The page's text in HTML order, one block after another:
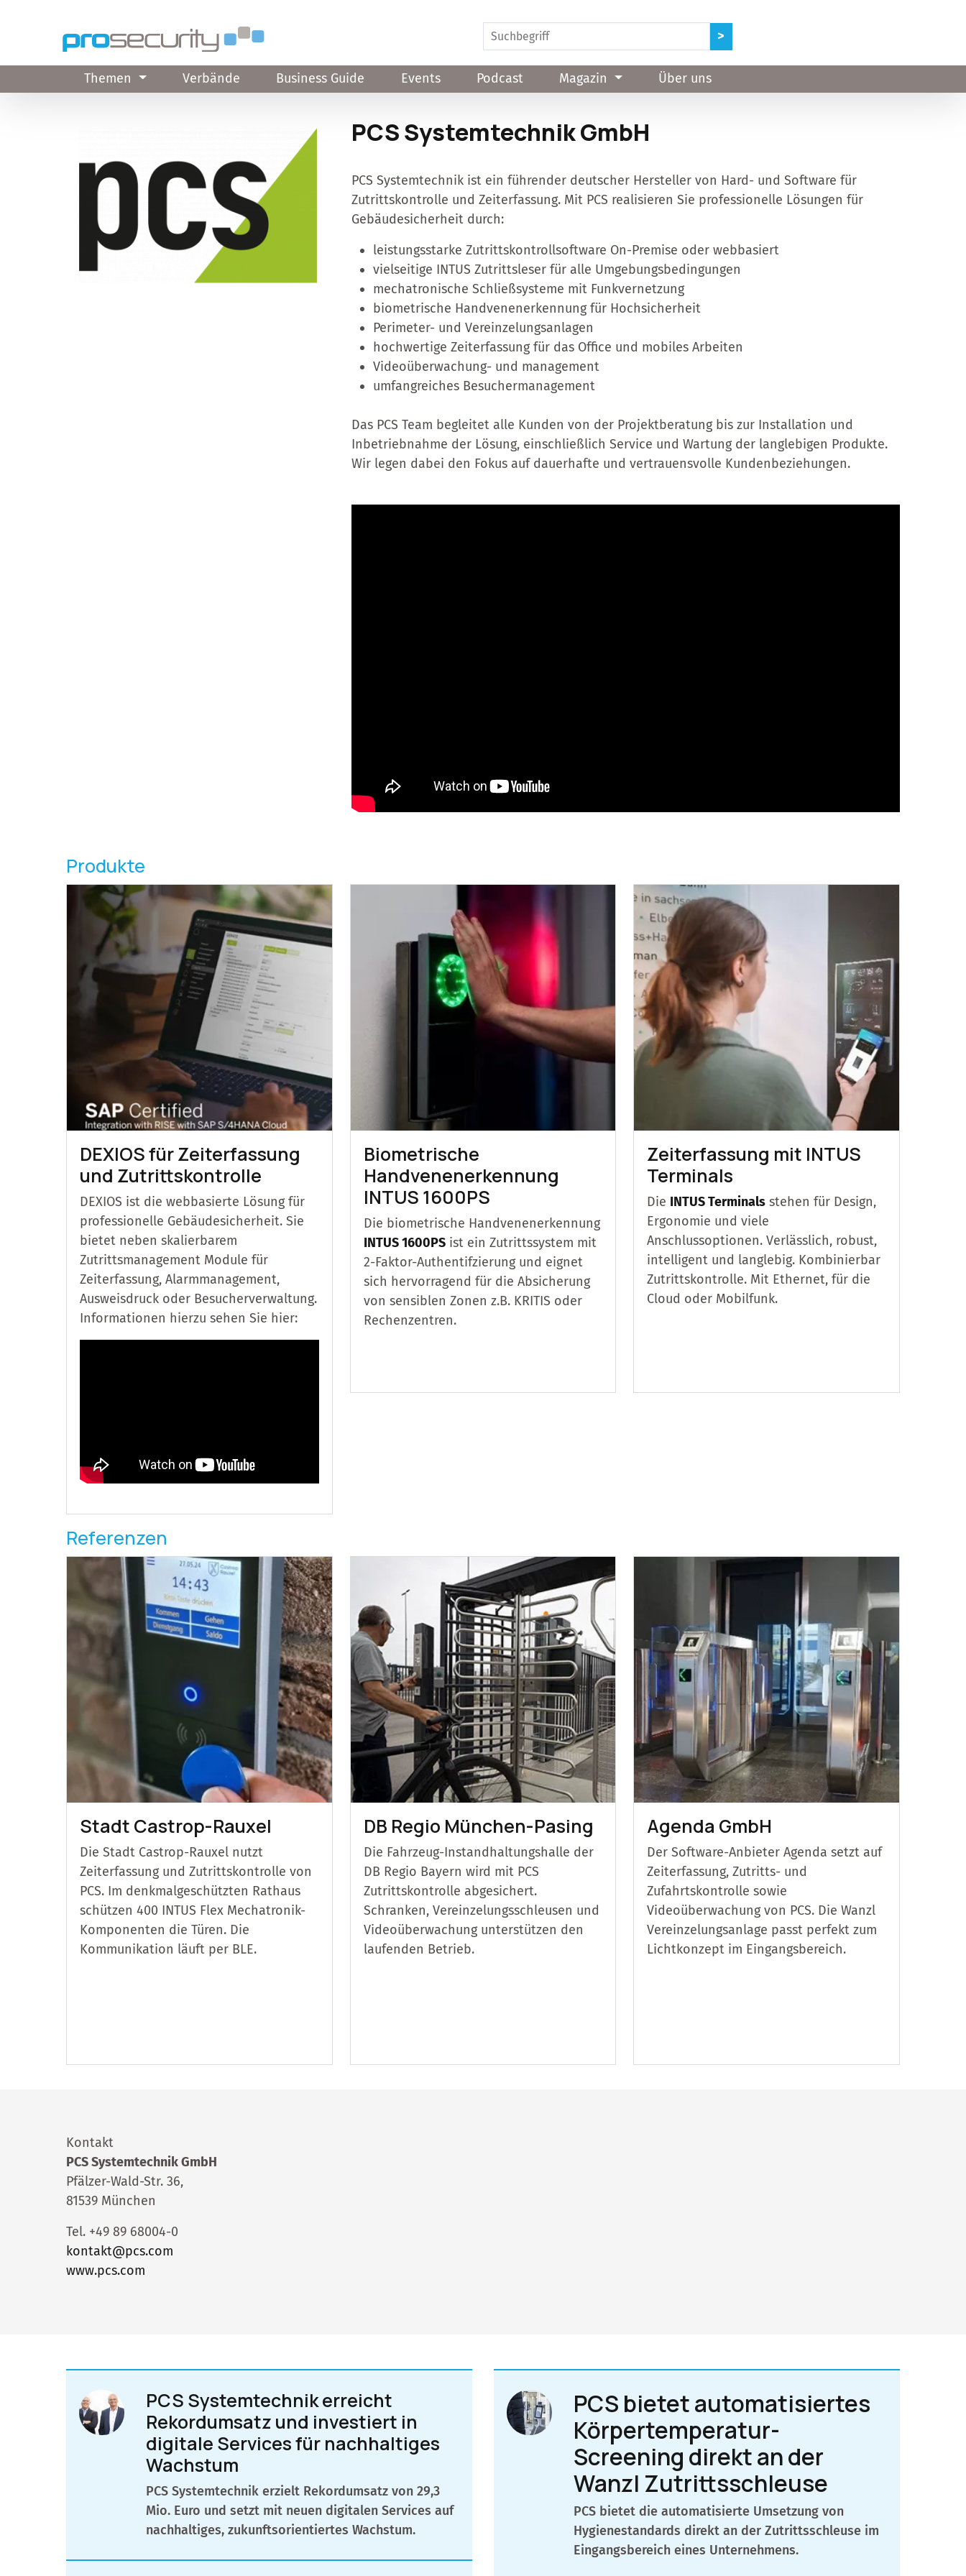
Themen Verbände Business Guide Events Podcast Magazin Über uns
PCS Systemtechnik GmbH
PCS Systemtechnik ist ein führender deutscher Hersteller von Hard- und Software für
Zutrittskontrolle und Zeiterfassung. Mit PCS realisieren Sie professionelle Lösungen für
Gebäudesicherheit durch:
leistungsstarke Zutrittskontrollsoftware On-Premise oder webbasiert
vielseitige INTUS Zutrittsleser für alle Umgebungsbedingungen
mechatronische Schließsysteme mit Funkvernetzung
biometrische Handvenenerkennung für Hochsicherheit
Perimeter- und Vereinzelungsanlagen
hochwertige Zeiterfassung für das Office und mobiles Arbeiten
Videoüberwachung- und management
umfangreiches Besuchermanagement
Das PCS Team begleitet alle Kunden von der Projektberatung bis zur Installation und
Inbetriebnahme der Lösung, einschließlich Service und Wartung der langlebigen Produkte.
Wir legen dabei den Fokus auf dauerhafte und vertrauensvolle Kundenbeziehungen.
Produkte
DEXIOS für Zeiterfassung
und Zutrittskontrolle
DEXIOS ist die webbasierte Lösung für
professionelle Gebäudesicherheit. Sie
bietet neben skalierbarem
Zutrittsmanagement Module für
Zeiterfassung, Alarmmanagement,
Ausweisdruck oder Besucherverwaltung.
Informationen hierzu sehen Sie hier:
Biometrische
Handvenenerkennung
INTUS 1600PS
Die biometrische Handvenenerkennung
INTUS 1600PSist ein Zutrittssystem mit
2-Faktor-Authentifzierung und eignet
sich hervorragend für die Absicherung
von sensiblen Zonen z.B. KRITIS oder
Rechenzentren.
Zeiterfassung mit INTUS
Terminals
Die INTUS Terminals stehen für Design,
Ergonomie und viele
Anschlussoptionen. Verlässlich, robust,
intelligent und langlebig. Kombinierbar
Zutrittskontrolle. Mit Ethernet, für die
Cloud oder Mobilfunk.
Referenzen
Stadt Castrop-Rauxel
Die Stadt Castrop-Rauxel nutzt
Zeiterfassung und Zutrittskontrolle von
PCS. Im denkmalgeschützten Rathaus
schützen 400 INTUS Flex Mechatronik-
Komponenten die Türen. Die
Kommunikation läuft per BLE.
DB Regio München-Pasing
Die Fahrzeug-Instandhaltungshalle der
DB Regio Bayern wird mit PCS
Zutrittskontrolle abgesichert.
Schranken, Vereinzelungsschleusen und
Videoüberwachung unterstützen den
laufenden Betrieb.
Agenda GmbH
Der Software-Anbieter Agenda setzt auf
Zeiterfassung, Zutritts- und
Zufahrtskontrolle sowie
Videoüberwachung von PCS. Die Wanzl
Vereinzelungsanlage passt perfekt zum
Lichtkonzept im Eingangsbereich.
Kontakt
PCS Systemtechnik GmbH
Pfälzer-Wald-Str. 36,
81539 München
Tel. +49 89 68004-0
kontakt@pcs.com
www.pcs.com
PCS Systemtechnik erreicht
Rekordumsatz und investiert in
digitale Services für nachhaltiges
Wachstum
PCS Systemtechnik erzielt Rekordumsatz von 29,3
Mio. Euro und setzt mit neuen digitalen Services auf
nachhaltiges, zukunftsorientiertes Wachstum.
PCS bietet automatisiertes
Körpertemperatur-
Screening direkt an der
Wanzl Zutrittsschleuse
PCS bietet die automatisierte Umsetzung von
Hygienestandards direkt an der Zutrittsschleuse im
Eingangsbereich eines Unternehmens.